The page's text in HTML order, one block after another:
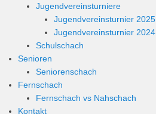
Jugendvereinsturniere
Jugendvereinsturnier 2025
Jugendvereinsturnier 2024
Schulschach
Senioren
Seniorenschach
Fernschach
Fernschach vs Nahschach
Kontakt